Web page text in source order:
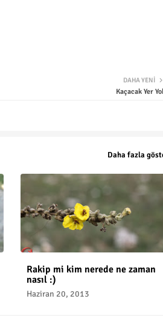
DAHA YENI
Kaçacak Yer
Daha fazla
Rakip mi kim nerede ne zaman
nasıl :)
Haziran 20, 2013